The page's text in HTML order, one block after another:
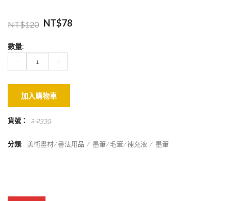
NT$120 NT$78
數量:
加入購物車
貨號： s-2339.
分類: 美術畫材/書法用品 墨筆/毛筆/補充液 墨筆